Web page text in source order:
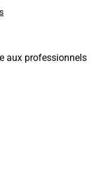
aux professionnels